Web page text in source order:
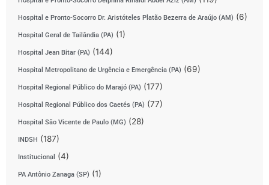
Hospital e Pronto-Socorro Dr. Aristóteles Platão Bezerra de Araújo (AM) (6)
Hospital Geral de Tailândia (PA) (1)
Hospital Jean Bitar (PA) (144)
Hospital Metropolitano de Urgência e Emergência (PA) (69)
Hospital Regional Público do Marajó (PA) (177)
Hospital Regional Público dos Caetés (PA) (77)
Hospital São Vicente de Paulo (MG) (28)
INDSH (187)
Institucional (4)
PA Antônio Zanaga (SP) (1)